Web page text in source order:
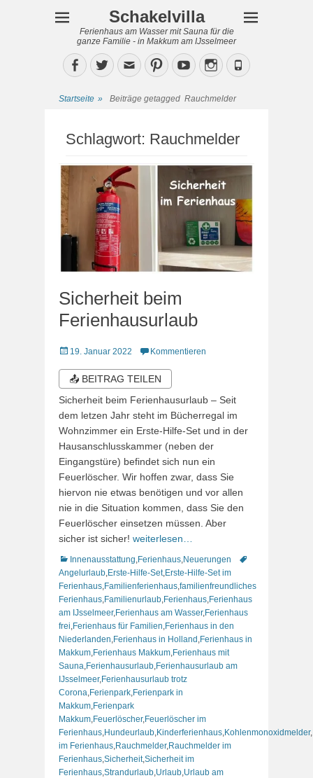
Schakelvilla
Ferienhaus am Wasser mit Sauna für die
ganze Familie - in Makkum am IJsselmeer
Facebook
TwitterEmailPinterestYouTubeInstagram
Phone
Startseite » Beiträge getagged Rauchmelder
Schlagwort: Rauchmelder
Sicherheit beim
Ferienhausurlaub
Veröffentlicht
19. Januar 2022 Kommentieren
📤 BEITRAG TEILEN
Sicherheit beim Ferienhausurlaub – Seit
dem letzen Jahr steht im Bücherregal im
Wohnzimmer ein Erste-Hilfe-Set und in der
Hausanschlusskammer (neben der
Eingangstüre) befindet sich nun ein
Feuerlöscher. Wir hoffen zwar, dass Sie
hiervon nie etwas benötigen und vor allen
nie in die Situation kommen, dass Sie den
Feuerlöscher einsetzen müssen. Aber
sicher ist sicher! weiterlesen…
Kategorien
Innenausstattung Ferienhaus Neuerungen
Schlagworte
Angelurlaub Erste-Hilfe-Set, Erste-Hilfe-Set im
Ferienhaus Familienferienhaus familienfreundliches
Ferienhaus Familienurlaub Ferienhaus Ferienhaus
am IJsselmeer, Ferienhaus am Wasser, Ferienhaus
frei Ferienhaus für Familien Ferienhaus in den
Niederlanden Ferienhaus in Holland Ferienhaus in
Makkum Ferienhaus Makkum Ferienhaus mit
Sauna Ferienhausurlaub Ferienhausurlaub am
IJsselmeer, Ferienhausurlaub trotz
Corona Ferienpark Ferienpark in
Makkum Ferienpark
Makkum Feuerlöscher, Feuerlöscher im
Ferienhaus Hundeurlaub Kinderferienhaus Kohlenmonoxidmelder,
im Ferienhaus Rauchmelder, Rauchmelder im
Ferienhaus Sicherheit,Sicherheit im
Ferienhaus Strandurlaub Urlaub Urlaub am